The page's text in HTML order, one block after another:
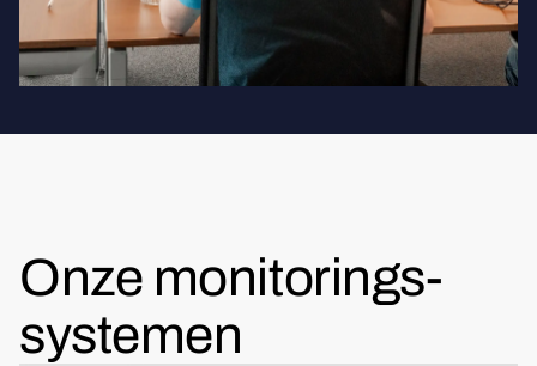
Onze monitorings-
systemen